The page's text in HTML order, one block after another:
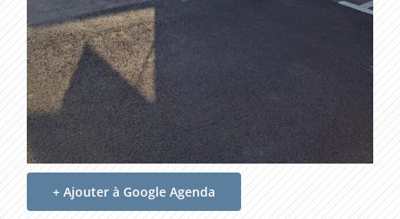
+ Ajouter à Google Agenda